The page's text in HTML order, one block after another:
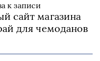
к записи
сайт магазина
для чемоданов